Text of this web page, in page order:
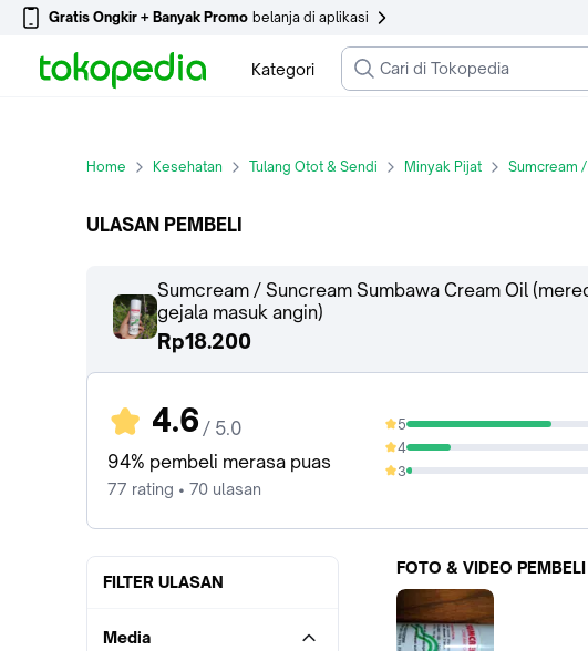
Gratis Ongkir + Banyak Promo belanja di aplikasi
Kategori
Home Kesehatan Tulang Otot & Sendi Minyak Pijat Sumcream
ULASAN PEMBELI
Sumcream / Suncream Sumbawa Cream Oil
gejala masuk angin)
Rp18.200
4.6 / 5.0
94% pembeli merasa puas
77 rating • 70 ulasan
5
72.73%
4
22.08%
3
2.6%
FILTER ULASAN
Media
FOTO & VIDEO PEMBELI